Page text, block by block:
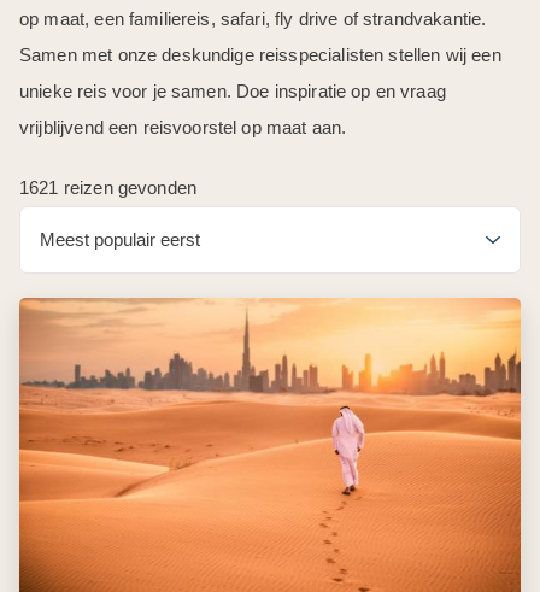
op maat, een familiereis, safari, fly drive of strandvakantie.
Samen met onze deskundige reisspecialisten stellen wij een
unieke reis voor je samen. Doe inspiratie op en vraag
vrijblijvend een reisvoorstel op maat aan.
1621 reizen gevonden